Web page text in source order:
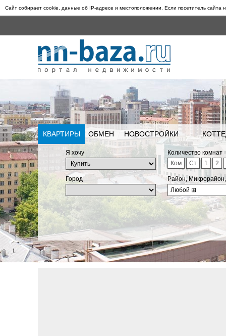
Сайт собирает cookie, данные об IP-адресе и местоположении. Если посетитель сайта
КВАРТИРЫ ОБМЕН НОВОСТРОЙКИ
Я хочу
Количество комнат
Ком
Ст 1 2
Город
Район,
Любой ⊞